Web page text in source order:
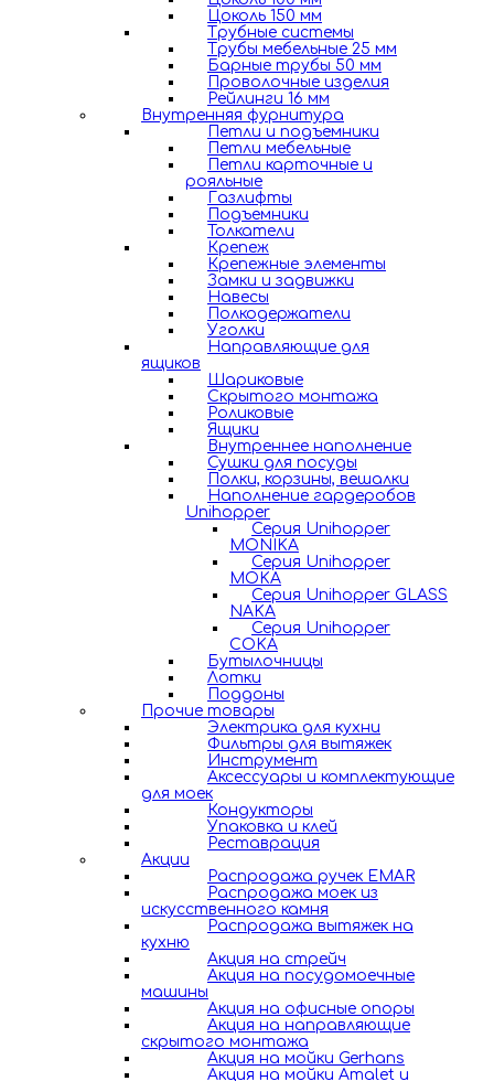
Цоколь 150 мм
Трубные системы
Трубы мебельные 25 мм
Барные трубы 50 мм
Проволочные изделия
Рейлинги 16 мм
Внутренняя фурнитура
Петли и подъемники
Петли мебельные
Петли карточные и
рояльные
Газлифты
Подъемники
Толкатели
Крепеж
Крепежные элементы
Замки и задвижки
Навесы
Полкодержатели
Уголки
Направляющие для
ящиков
Шариковые
Скрытого монтажа
Роликовые
Ящики
Внутреннее наполнение
Сушки для посуды
Полки, корзины, вешалки
Наполнение гардеробов
Unihopper
Серия Unihopper
MONIKA
Серия Unihopper
MOKA
Серия Unihopper GLASS
NAKA
Серия Unihopper
COKA
Бутылочницы
Лотки
Поддоны
Прочие товары
Электрика для кухни
Фильтры для вытяжек
Инструмент
Аксессуары и комплектующие
для моек
Кондукторы
Упаковка и клей
Реставрация
Акции
Распродажа ручек EMAR
Распродажа моек из
искусственного камня
Распродажа вытяжек на
кухню
Акция на стрейч
Акция на посудомоечные
машины
Акция на офисные опоры
Акция на направляющие
скрытого монтажа
Акция на мойки Gerhans
Акция на мойки Amalet и